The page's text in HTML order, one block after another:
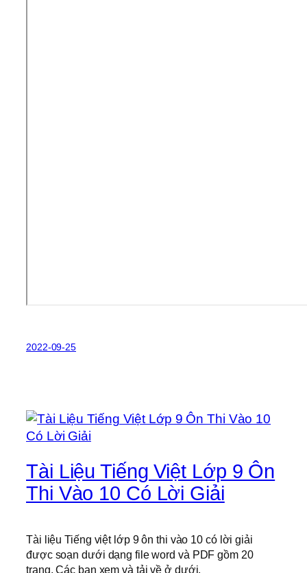
2022-09-25
Tài Liệu Tiếng Việt Lớp 9 Ôn
Thi Vào 10 Có Lời Giải
Tài liệu Tiếng việt lớp 9 ôn thi vào 10 có lời giải
được soạn dưới dạng file word và PDF gồm 20
trang. Các bạn xem và tải về ở dưới.